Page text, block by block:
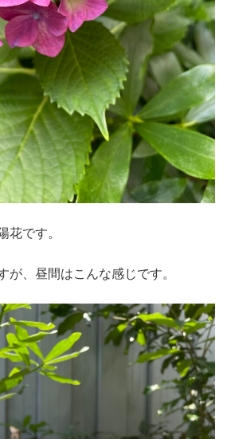
花です。
が、昼間はこんな感じです。